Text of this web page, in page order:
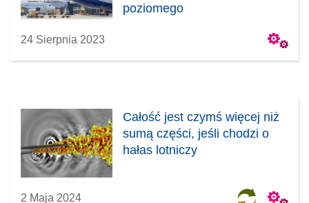
poziomego
24 Sierpnia 2023
Całość jest czymś więcej niż
sumą części, jeśli chodzi o
hałas lotniczy
2 Maja 2024